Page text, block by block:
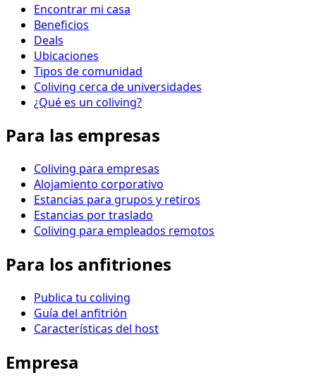
Encontrar mi casa
Beneficios
Deals
Ubicaciones
Tipos de comunidad
Coliving cerca de universidades
¿Qué es un coliving?
Para las empresas
Coliving para empresas
Alojamiento corporativo
Estancias para grupos y retiros
Estancias por traslado
Coliving para empleados remotos
Para los anfitriones
Publica tu coliving
Guía del anfitrión
Características del host
Empresa